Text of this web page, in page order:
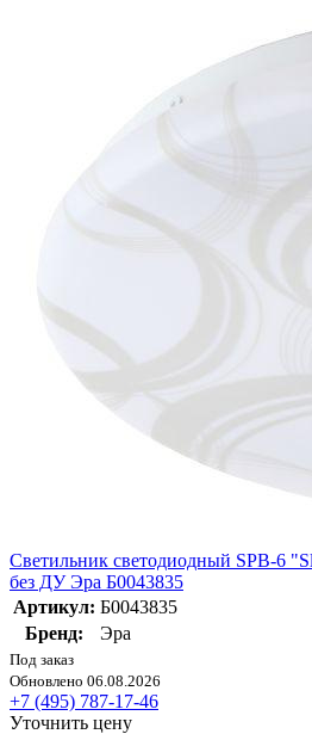
Светильник светодиодный SPB-6
без ДУ Эра Б0043835
Артикул: Б0043835
Бренд:
Эра
Под заказ
Обновлено 06.08.2026
+7 (495) 787-17-46
Уточнить цену